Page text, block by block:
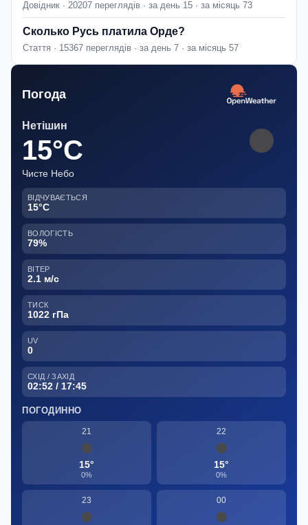
Довідник · 20207 переглядів · за день 15 · за місяць 73
Сколько Русь платила Орде?
Стаття · 15367 переглядів · за день 7 · за місяць 57
Погода
Нетішин
15°C
Чисте Небо
ВІДЧУВАЄТЬСЯ
15°C
ВОЛОГІСТЬ
79%
ВІТЕР
2.1 м/с
ТИСК
1022 гПа
UV
0
СХІД / ЗАХІД
02:52 / 17:45
ПОГОДИННО
21
15°
0%
22
15°
0%
23 00